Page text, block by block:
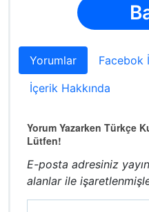
Yorumlar
Facebok
İçerik Hakkında
Yorum Yazarken Türkçe
Lütfen!
E-posta adresiniz
alanlar ile